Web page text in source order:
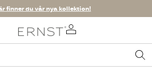
finner du vår nya kollektion!